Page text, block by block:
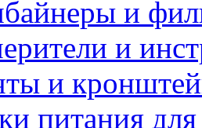
и
и
и
питания